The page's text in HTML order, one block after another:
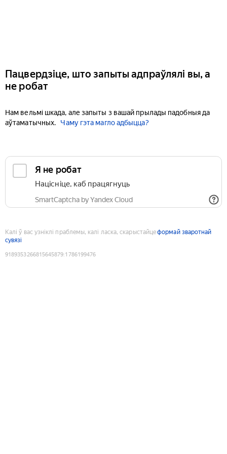
Пацвердзіце, што запыты адпраўлялі вы, а
не робат
Нам вельмі шкада, але запыты з вашай прылады падобныя да
аўтаматычных.
Чаму гэта магло адбыцца?
Я не робат
Націсніце, каб працягнуць
SmartCaptcha by Yandex Cloud
Калі ў вас узніклі праблемы, калі ласка, скарыстайцеформай зваротнай
сувязі
9189353266815645879:1786199476